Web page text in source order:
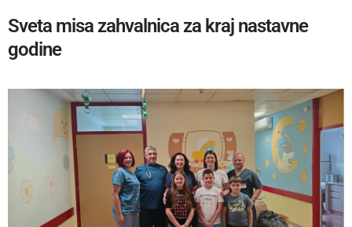
Sveta misa zahvalnica za kraj nastavne
godine